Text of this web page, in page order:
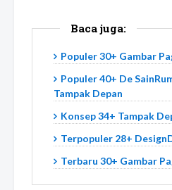
Baca juga:
Populer 30+ Gambar
Populer 40+ De
Tampak Depan
Konsep 34+ Tampak
Terpopuler 28+
Terbaru 30+ Gambar